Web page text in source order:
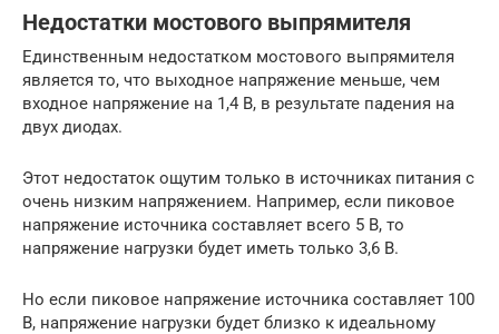
Недостатки мостового выпрямителя
Единственным недостатком мостового выпрямителя
является то, что выходное напряжение меньше, чем
входное напряжение на 1,4 В, в результате падения на
двух диодах.
Этот недостаток ощутим только в источниках питания с
очень низким напряжением. Например, если пиковое
напряжение источника составляет всего 5 В, то
напряжение нагрузки будет иметь только 3,6 В.
Но если пиковое напряжение источника составляет 100
В, напряжение нагрузки будет близко к идеальному